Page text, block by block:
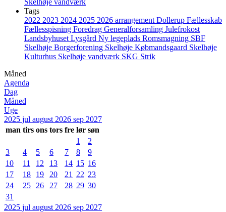
Tags
2022 2023 2024 2025 2026 arrangement Dollerup Fællesskab
Fællesspisning Foredrag Generalforsamling Julefrokost
Landsbyhuset Lysgård Ny legeplads Romsmagning SBF
Skelhøje Borgerforening Skelhøje Købmandsgaard Skelhøje
Kulturhus Skelhøje vandværk SKG Strik
Måned
Agenda
Dag
Måned
Uge
2025 jul august 2026 sep 2027
man tirs ons tors fre lør søn
1
2
3
4 5 6 7 8
9
10
11 12 13 14 15 16
17
18 19 20 21 22 23
24
25 26 27 28 29 30
31
2025 jul august 2026 sep 2027